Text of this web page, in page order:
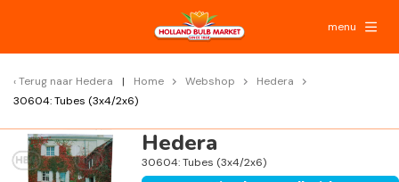
menu
Terug naar Hedera Home Webshop
Hedera
30604: Tubes (3x4/2x6)
Hedera
30604: Tubes (3x4/2x6)